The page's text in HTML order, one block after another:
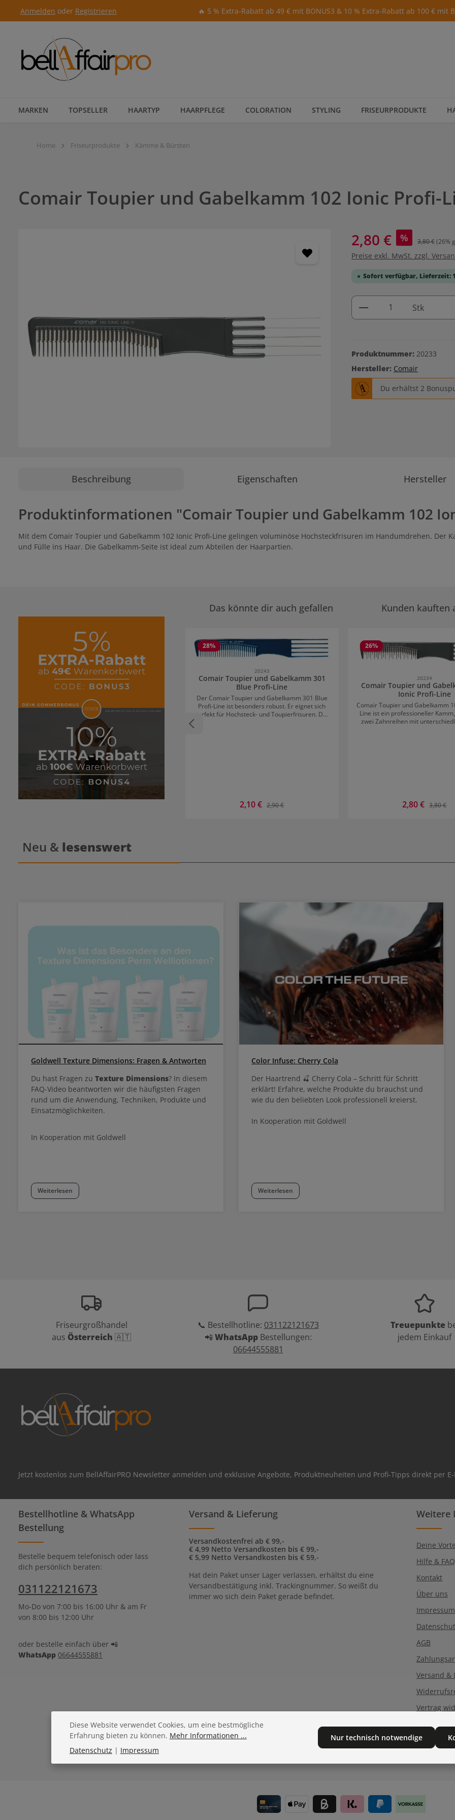
Hauptnavigation springen
Anmelden oder Registrieren 🔥 5 % Extra-Rabatt ab 49 € mit BONUS3 & 10 % Extra-Rabatt ab 100 € mit
MARKEN TOPSELLER HAARTYP HAARPFLEGE COLORATION STYLING FRISEURPRODUKTE
Home Friseurprodukte Kämme & Bürsten
Comair Toupier und Gabelkamm 102 Ionic Profi-
2,80 € % 3,80 €(26%
Preise exkl. MwSt. zzgl.
Sofort verfügbar, Lieferzeit:
Produkt Anzahl:
Stk
Produktnummer: 20233
Hersteller: Comair
Du erhältst 2
Beschreibung Eigenschaften Hersteller
Produktinformationen "Comair Toupier und Gabelkamm 102
Mit dem Comair Toupier und Gabelkamm 102 Ionic Profi-Line gelingen voluminöse Hochsteckfrisuren im Handumdrehen. Der
und Fülle ins Haar. Die Gabelkamm-Seite ist ideal zum Abteilen der Haarpartien.
Das könnte dir auch gefallen Kunden kauften
28%
20243
Comair Toupier und Gabelkamm 301
Blue Profi-Line
Der Comair Toupier und Gabelkamm 301 Blue
Profi-Line ist besonders robust. Er eignet sich
perfekt für Hochsteck- und Toupierfrisuren. Der
Verkaufspreis:
2,10 € Regulärer Preis:
2,90 €
26%
20234
Comair Toupier und
Ionic Profi-Line
Comair Toupier und Gabelkamm
Line ist ein professioneller
zwei Zahnreihen mit
Verkaufspreis:
2,80 € 3,80 €
Neu & lesenswert
Goldwell Texture Dimensions: Fragen & Antworten
Du hast Fragen zu Texture Dimensions? In diesem
FAQ-Video beantworten wir die häufigsten Fragen
rund um die Anwendung, Techniken, Produkte und
Einsatzmöglichkeiten.
In Kooperation mit Goldwell
Weiterlesen
Color Infuse: Cherry Cola
Der Haartrend 🍒 Cherry Cola – Schritt für Schritt
erklärt! Erfahre, welche Produkte du brauchst und
wie du den beliebten Look professionell kreierst.
In Kooperation mit Goldwell
Weiterlesen
Friseurgroßhandel
aus Österreich 🇦🇹
📞 Bestellhotline: 031122121673
📲 WhatsAppBestellungen:
06644555881
Treuepunkte
jedem Einkauf
Jetzt kostenlos zum BellAffairPRO Newsletter anmelden und exklusive Angebote, Produktneuheiten und Profi-Tipps direkt per
Bestellhotline & WhatsApp
Bestellung
Bestelle bequem telefonisch oder lass
dich persönlich beraten:
031122121673
Mo-Do von 7:00 bis 16:00 Uhr & am Fr
von 8:00 bis 12:00 Uhr
oder bestelle einfach über 📲
WhatsApp 06644555881
Versand & Lieferung
Versandkostenfrei ab € 99,-
€ 4,99 Netto Versandkosten bis € 99,-
€ 5,99 Netto Versandkosten bis € 59,-
Hat dein Paket unser Lager verlassen, erhältst du eine
Versandbestätigung inkl. Trackingnummer. So weißt du
immer wo sich dein Paket gerade befindet.
Weitere
Deine
Hilfe &
Kontakt
Über uns
Impressum
AGB
Versand &
Vertrag
Neu im
Diese Website verwendet Cookies, um eine bestmögliche
Erfahrung bieten zu können. Mehr Informationen ...
Datenschutz | Impressum
Nur technisch notwendige